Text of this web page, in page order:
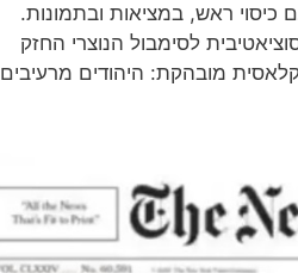
כיסוי ראש, במציאות ובתמונות.
לסימבול הנוצרי החזק
מובהקת: היהודים מרעיבים